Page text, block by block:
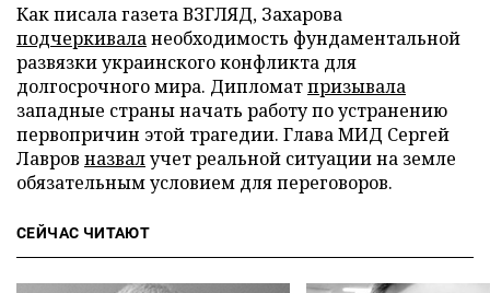
Как писала газета ВЗГЛЯД, Захарова
подчеркиваланеобходимость фундаментальной
развязки украинского конфликта для
долгосрочного мира. Дипломатпризывала
западные страны начать работу по устранению
первопричин этой трагедии. Глава МИД Сергей
Лавров назвалучет реальной ситуации на земле
обязательным условием для переговоров.
СЕЙЧАС ЧИТАЮТ